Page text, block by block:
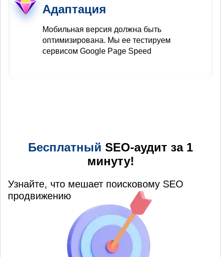
Адаптация
Мобильная версия должна быть
оптимизирована. Мы ее тестируем
сервисом Google Page Speed
Бесплатный SEO-аудит за 1
минуту!
Узнайте, что мешает поисковому SEO
продвижению